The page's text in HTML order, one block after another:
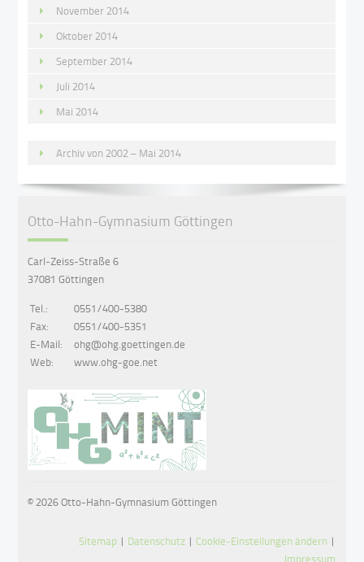
November 2014
Oktober 2014
September 2014
Juli 2014
Mai 2014
Archiv von 2002 – Mai 2014
Otto-Hahn-Gymnasium Göttingen
Carl-Zeiss-Straße 6
37081 Göttingen
Tel.:
0551/400-5380
Fax:
0551/400-5351
E-Mail:
ohg@ohg.goettingen.de
Web:
www.ohg-goe.net
© 2026 Otto-Hahn-Gymnasium Göttingen
Sitemap | Datenschutz |Cookie-Einstellungen ändern |
Impressum